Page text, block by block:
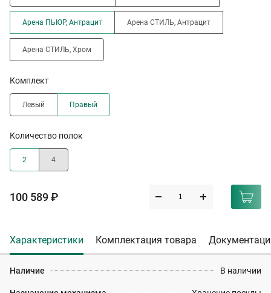
Арена ПЬЮР, Антрацит Арена СТИЛЬ, Антрацит
Арена СТИЛЬ, Хром
Комплект
Левый Правый
Количество полок
2 4
100 589 ₽
Характеристики Комплектация товара
Наличие В наличии